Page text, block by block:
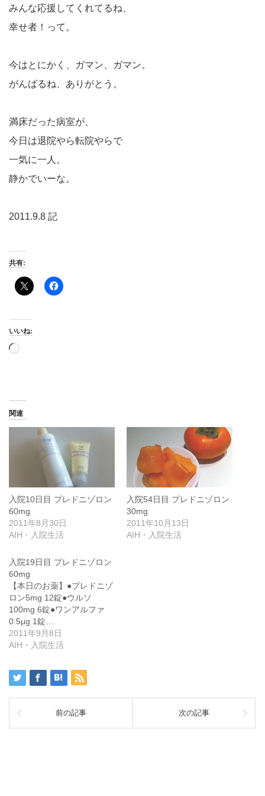
みんな応援してくれてるね、
幸せ者！って。
今はとにかく、ガマン、ガマン。
がんばるね、ありがとう。
満床だった病室が、
今日は退院やら転院やらで
一気に一人。
静かでいーな。
2011.9.8 記
共有:
いいね:
読
関連
入院10日目 プレドニゾロン
60mg
2011年8月30日
AIH・入院生活
入院54日目 プレドニゾロン
30mg
2011年10月13日
AIH・入院生活
入院19日目 プレドニゾロン
60mg
【本日のお薬】●プレドニゾ
ロン5mg 12錠●ウルソ
100mg 6錠●ワンアルファ
0.5μg 1錠…
2011年9月8日
AIH・入院生活
前の記事 次の記事